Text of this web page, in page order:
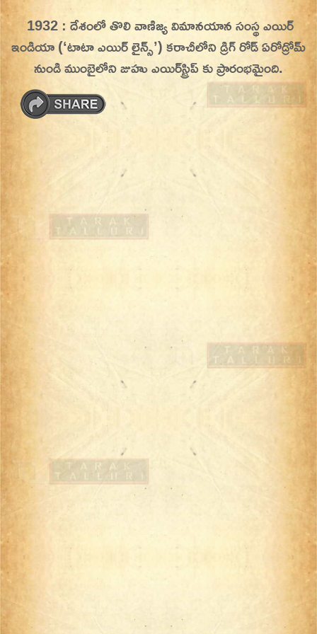
Skip
to
content
On This Day
Today in History | On This Day | This Day in
History | Today in India | What Happened
Today in India | Charitralo eroju | charitra lo
eroju |
1932 : దేశంలో తొలి వాణిజ్య విమానయాన సంస్థ ఎయిర్‌
ఇండియా (‘టాటా ఎయిర్ లైన్స్’) కరాచీలోని డ్రిగ్ రోడ్ ఏరోడ్రోమ్
నుండి ముంబైలోని జుహు ఎయిర్‌స్ట్రిప్‌ కు ప్రారంభమైంది.